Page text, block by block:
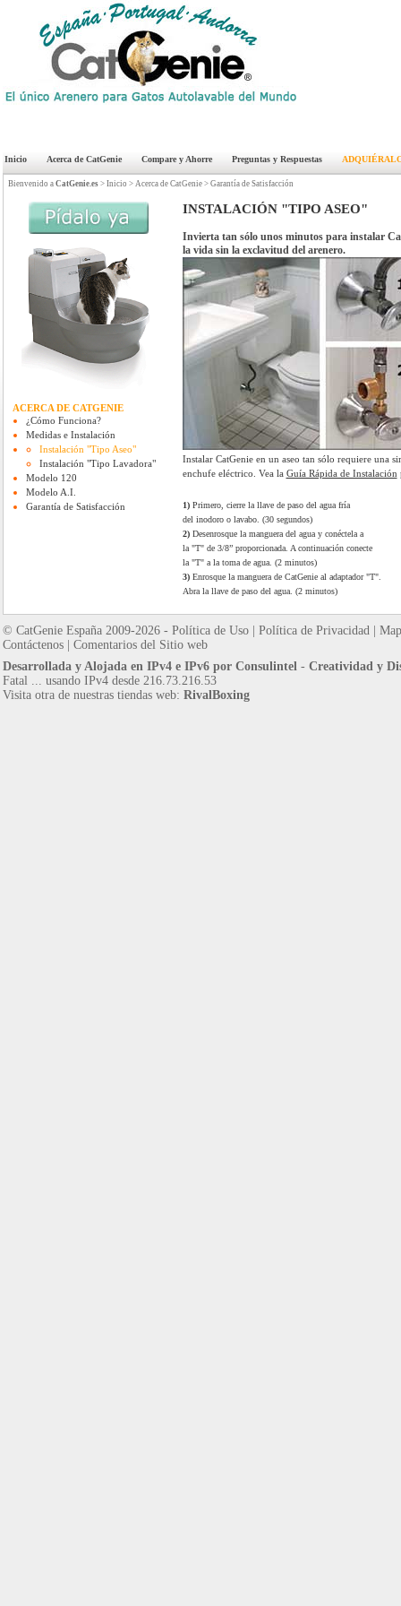
Inicio Acerca de CatGenie Compare y Ahorre Preguntas y Respuestas
Bienvenido a CatGenie.es> Inicio > Acerca de CatGenie > Garantía de Satisfacción
ACERCA DE CATGENIE
¿Cómo Funciona?
Medidas e Instalación
Instalación "Tipo Aseo"
Instalación "Tipo Lavadora"
Modelo 120
Modelo A.I.
Garantía de Satisfacción
INSTALACIÓN "TIPO ASEO"
Invierta tan sólo unos minutos para instalar
la vida sin la exclavitud del arenero.
Instalar CatGenie en un aseo tan sólo requiere
enchufe eléctrico. Vea la Guía Rápida de Instalación
1)Primero, cierre la llave de paso del agua fría
del inodoro o lavabo. (30 segundos)
2)Desenrosque la manguera del agua y conéctela a
la "T" de 3/8” proporcionada. A continuación conecte
la "T" a la toma de agua. (2 minutos)
3)Enrosque la manguera de CatGenie al adaptador "T".
Abra la llave de paso del agua. (2 minutos)
© CatGenie España 2009-2026 - Política de Uso| Política de Privacidad|
Contáctenos| Comentarios del Sitio web
Desarrollada y Alojada en IPv4 e IPv6 por Consulintel- Creatividad y
Fatal ... usando IPv4 desde 216.73.216.53
Visita otra de nuestras tiendas web: RivalBoxing